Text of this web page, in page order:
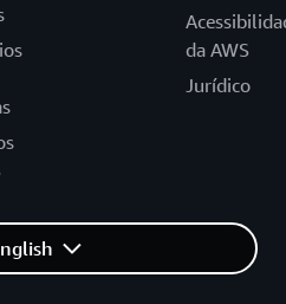
da AWS
Jurídico